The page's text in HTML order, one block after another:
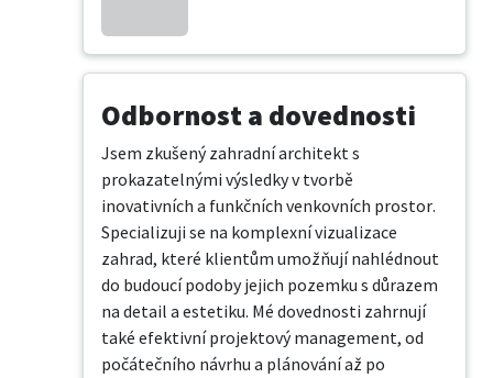
Odbornost a dovednosti
Jsem zkušený zahradní architekt s
prokazatelnými výsledky v tvorbě
inovativních a funkčních venkovních prostor.
Specializuji se na komplexní vizualizace
zahrad, které klientům umožňují nahlédnout
do budoucí podoby jejich pozemku s důrazem
na detail a estetiku. Mé dovednosti zahrnují
také efektivní projektový management, od
počátečního návrhu a plánování až po